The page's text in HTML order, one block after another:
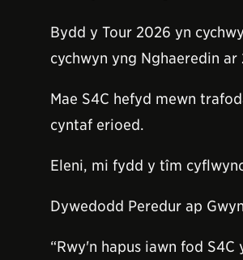
Bydd y Tour 2026 yn
cychwyn yng Nghaeredin
Mae S4C hefyd mewn
cyntaf erioed.
Eleni, mi fydd y tîm
Dywedodd Peredur ap
“Rwy'n hapus iawn fod